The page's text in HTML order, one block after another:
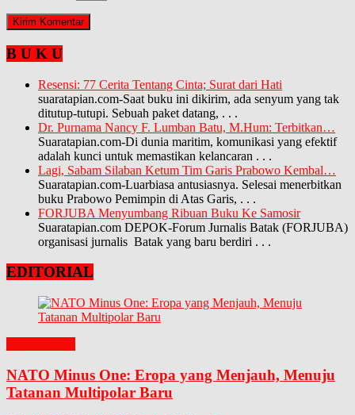
B U K U
Resensi: 77 Cerita Tentang Cinta; Surat dari Hati
suaratapian.com-Saat buku ini dikirim, ada senyum yang tak
ditutup-tutupi. Sebuah paket datang, . . .
Dr. Purnama Nancy F. Lumban Batu, M.Hum: Terbitkan…
Suaratapian.com-Di dunia maritim, komunikasi yang efektif
adalah kunci untuk memastikan kelancaran . . .
Lagi, Sabam Silaban Ketum Tim Garis Prabowo Kembal…
Suaratapian.com-Luarbiasa antusiasnya. Selesai menerbitkan
buku Prabowo Pemimpin di Atas Garis, . . .
FORJUBA Menyumbang Ribuan Buku Ke Samosir
Suaratapian.com DEPOK-Forum Jurnalis Batak (FORJUBA)
organisasi jurnalis Batak yang baru berdiri . . .
EDITORIAL
NATO Minus One: Eropa yang Menjauh, Menuju
Tatanan Multipolar Baru